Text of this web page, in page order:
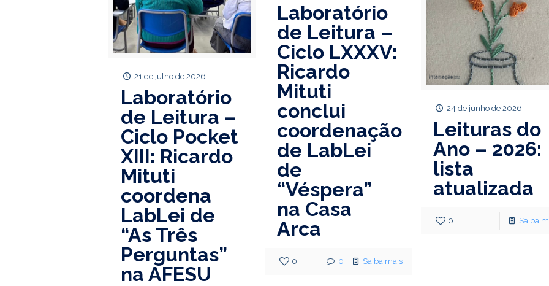
21 de julho de 2026
Laboratório
de Leitura –
Ciclo Pocket
XIII: Ricardo
Mituti
coordena
LabLei de
“As Três
Perguntas”
na AFESU
Laboratório
de Leitura –
Ciclo LXXXV:
Ricardo
Mituti
conclui
coordenação
de LabLei
de
“Véspera”
na Casa
Arca
0 0 Saiba mais
24 de junho de 2026
Leituras do
Ano – 2026:
lista
atualizada
0 Saiba